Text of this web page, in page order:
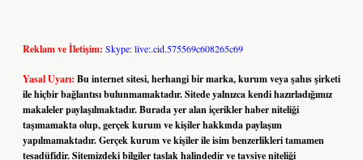
Reklam ve İletişim: Skype: live:.cid.575569c608265c69
Yasal Uyarı: Bu internet sitesi, herhangi bir marka, kurum veya şahıs şirketi
ile hiçbir bağlantısı bulunmamaktadır. Sitede yalnızca kendi hazırladığımız
makaleler paylaşılmaktadır. Burada yer alan içerikler haber niteliği
taşımamakta olup, gerçek kurum ve kişiler hakkında paylaşım
yapılmamaktadır. Gerçek kurum ve kişiler ile isim benzerlikleri tamamen
tesadüfidir. Sitemizdeki bilgiler taslak halindedir ve tavsiye niteliği